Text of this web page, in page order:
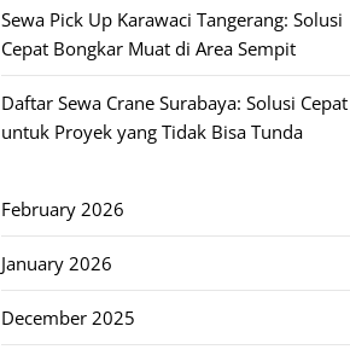
Sewa Pick Up Karawaci Tangerang: Solusi
Cepat Bongkar Muat di Area Sempit
Daftar Sewa Crane Surabaya: Solusi Cepat
untuk Proyek yang Tidak Bisa Tunda
February 2026
January 2026
December 2025